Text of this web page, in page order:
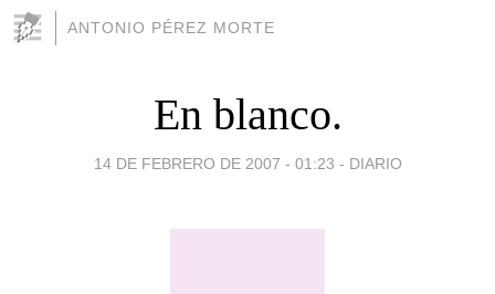
ANTONIO PÉREZ MORTE
En blanco.
14 DE FEBRERO DE 2007 - 01:23 - DIARIO